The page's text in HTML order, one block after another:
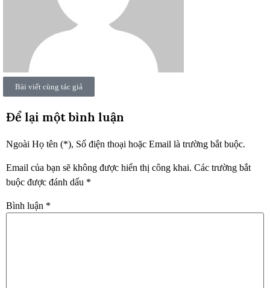
Bài viết cùng tác giả
Để lại một bình luận
Ngoài Họ tên (*), Số điện thoại hoặc Email là trường bắt buộc.
Email của bạn sẽ không được hiển thị công khai. Các trường bắt
buộc được đánh dấu *
Bình luận *